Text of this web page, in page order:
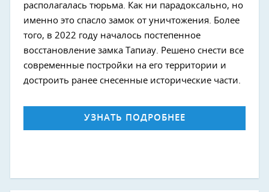
располагалась тюрьма. Как ни парадоксально, но
именно это спасло замок от уничтожения. Более
того, в 2022 году началось постепенное
восстановление замка Тапиау. Решено снести все
современные постройки на его территории и
достроить ранее снесенные исторические части.
УЗНАТЬ ПОДРОБНЕЕ